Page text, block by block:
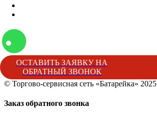
ОСТАВИТЬ ЗАЯВКУ НА
ОБРАТНЫЙ ЗВОНОК
© Торгово-сервисная сеть «Батарейка» 2025
Заказ обратного звонка